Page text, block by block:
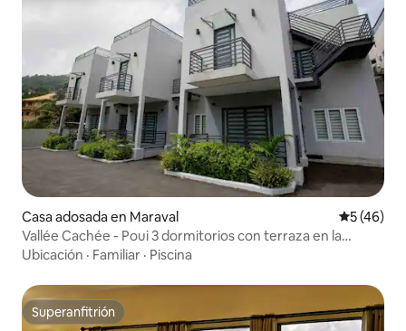
Casa adosada en Maraval
5 (46)
Vallée Cachée - Poui 3 dormitorios con terraza en la
azotea y piscina
Ubicación · Familiar · Piscina
Superanfitrión
Superanfitrión